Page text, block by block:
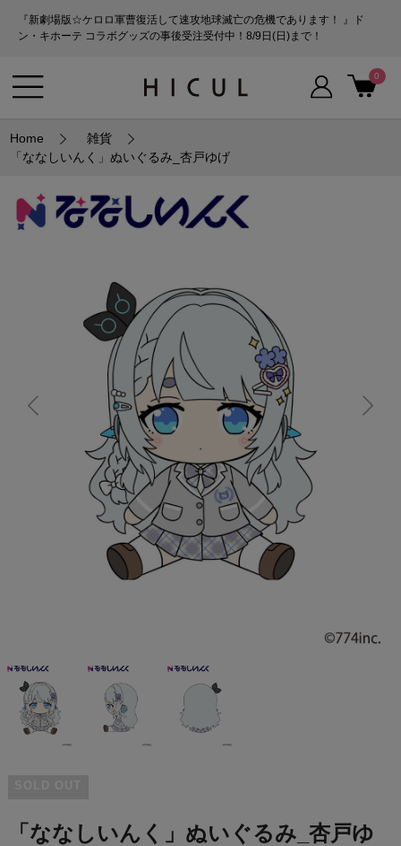
『新劇場版☆ケロロ軍曹復活して速攻地球滅亡の危機であります！ 』ド
ン・キホーテ コラボグッズの事後受注受付中！8/9日(日)まで！
0
Home
雑貨
「ななしいんく」ぬいぐるみ_杏戸ゆげ
「ななしいんく」ぬいぐるみ_杏戸ゆ